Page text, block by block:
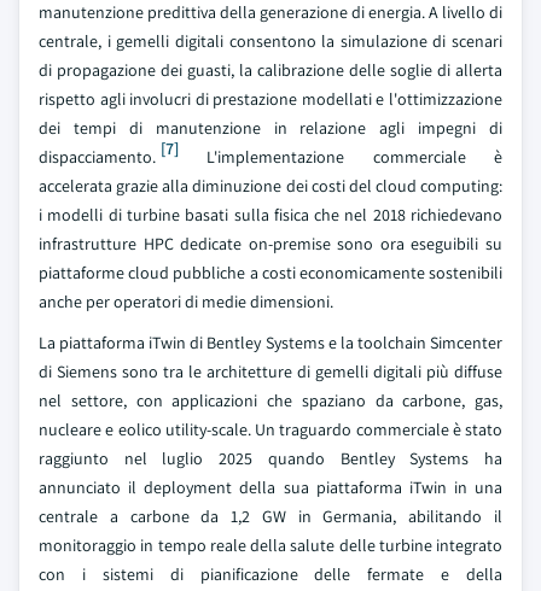
manutenzione predittiva della generazione di energia. A livello di
centrale, i gemelli digitali consentono la simulazione di scenari
di propagazione dei guasti, la calibrazione delle soglie di allerta
rispetto agli involucri di prestazione modellati e l'ottimizzazione
dei tempi di manutenzione in relazione agli impegni di
dispacciamento. [7] L'implementazione commerciale è
accelerata grazie alla diminuzione dei costi del cloud computing:
i modelli di turbine basati sulla fisica che nel 2018 richiedevano
infrastrutture HPC dedicate on-premise sono ora eseguibili su
piattaforme cloud pubbliche a costi economicamente sostenibili
anche per operatori di medie dimensioni.
La piattaforma iTwin di Bentley Systems e la toolchain Simcenter
di Siemens sono tra le architetture di gemelli digitali più diffuse
nel settore, con applicazioni che spaziano da carbone, gas,
nucleare e eolico utility-scale. Un traguardo commerciale è stato
raggiunto nel luglio 2025 quando Bentley Systems ha
annunciato il deployment della sua piattaforma iTwin in una
centrale a carbone da 1,2 GW in Germania, abilitando il
monitoraggio in tempo reale della salute delle turbine integrato
con i sistemi di pianificazione delle fermate e della